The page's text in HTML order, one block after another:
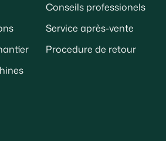
Conseils professionels
Service après-vente
Procedure de retour